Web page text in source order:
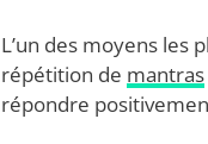
L’un des moyens les
répétition de mantras
répondre